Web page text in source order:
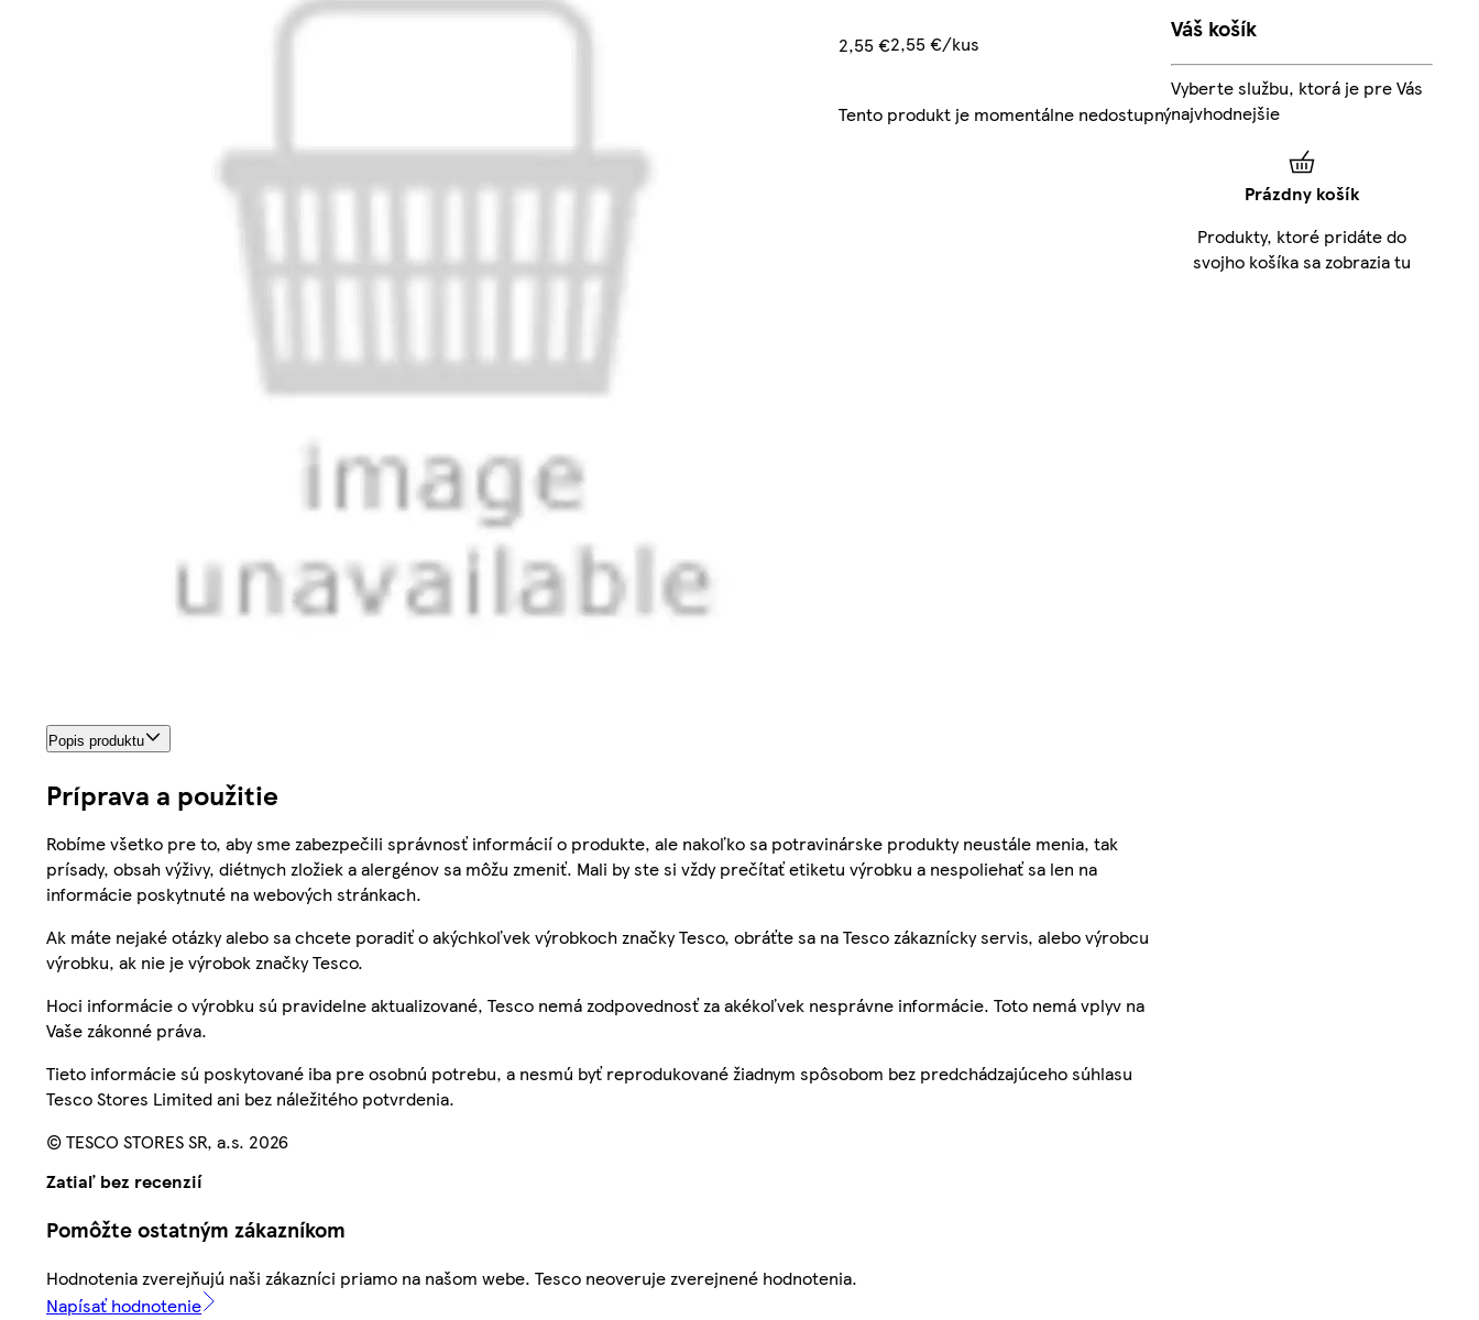
2,55 €2,55 €/kus
Tento produkt je momentálne nedostupný
Popis produktu
Príprava a použitie
Robíme všetko pre to, aby sme zabezpečili správnosť informácií o produkte, ale nakoľko sa potravinárske produkty neustále menia, tak
prísady, obsah výživy, diétnych zložiek a alergénov sa môžu zmeniť. Mali by ste si vždy prečítať etiketu výrobku a nespoliehať sa len na
informácie poskytnuté na webových stránkach.
Ak máte nejaké otázky alebo sa chcete poradiť o akýchkoľvek výrobkoch značky Tesco, obráťte sa na Tesco zákaznícky servis, alebo výrobcu
výrobku, ak nie je výrobok značky Tesco.
Hoci informácie o výrobku sú pravidelne aktualizované, Tesco nemá zodpovednosť za akékoľvek nesprávne informácie. Toto nemá vplyv na
Vaše zákonné práva.
Tieto informácie sú poskytované iba pre osobnú potrebu, a nesmú byť reprodukované žiadnym spôsobom bez predchádzajúceho súhlasu
Tesco Stores Limited ani bez náležitého potvrdenia.
© TESCO STORES SR, a.s. 2026
Zatiaľ bez recenzií
Pomôžte ostatným zákazníkom
Hodnotenia zverejňujú naši zákazníci priamo na našom webe. Tesco neoveruje zverejnené hodnotenia.
Napísať hodnotenie
Váš košík
Vyberte službu, ktorá je pre Vás
najvhodnejšie
Prázdny košík
Produkty, ktoré pridáte do
svojho košíka sa zobrazia tu